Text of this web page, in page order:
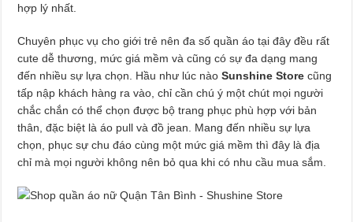
hợp lý nhất.
Chuyên phục vụ cho giới trẻ nên đa số quần áo tại đây đều rất
cute dễ thương, mức giá mềm và cũng có sự đa dạng mang
đến nhiều sự lựa chọn. Hầu như lúc nàoSunshine Store cũng
tấp nập khách hàng ra vào, chỉ cần chú ý một chút mọi người
chắc chắn có thể chọn được bộ trang phục phù hợp với bản
thân, đặc biệt là áo pull và đồ jean. Mang đến nhiều sự lựa
chọn, phục sự chu đáo cùng một mức giá mềm thì đây là địa
chỉ mà mọi người không nên bỏ qua khi có nhu cầu mua sắm.